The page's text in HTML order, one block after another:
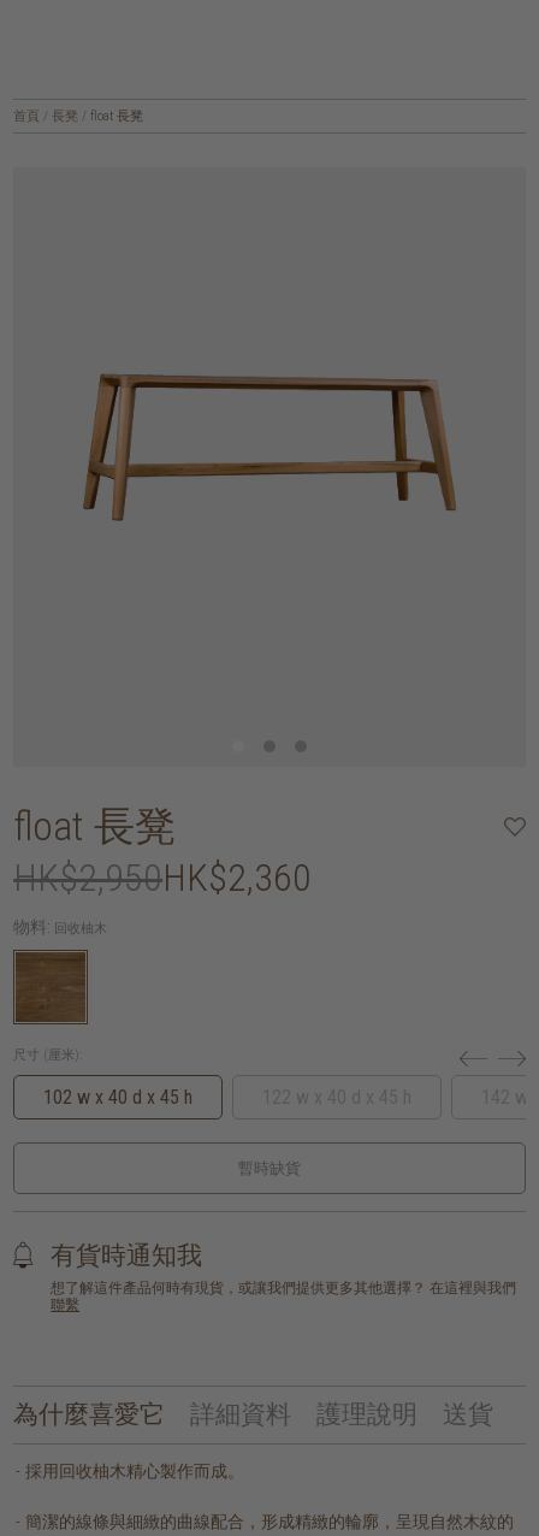
首頁 / 長凳 / float 長凳
float 長凳
HK$2,950HK$2,360
物料: 回收柚木
尺寸 (厘米):
102 w x 40 d x 45 h
暫時缺貨
有貨時通知我
想了解這件產品何時有現貨，或讓我們提供更多其他選擇？ 在這裡與我們
聯繫
為什麼喜愛它 詳細資料 護理說明 送貨
採用回收柚木精心製作而成。
簡潔的線條與細緻的曲線配合，形成精緻的輪廓，呈現自然木紋的